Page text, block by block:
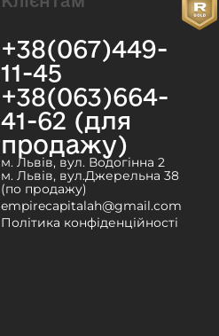
+38(067)449-
11-45
+38(063)664-
41-62 (для
продажу)
м. Львів, вул. Водогінна 2
м. Львів, вул.Джерельна 38
(по продажу)
empirecapitalah@gmail.com
Політика конфіденційності